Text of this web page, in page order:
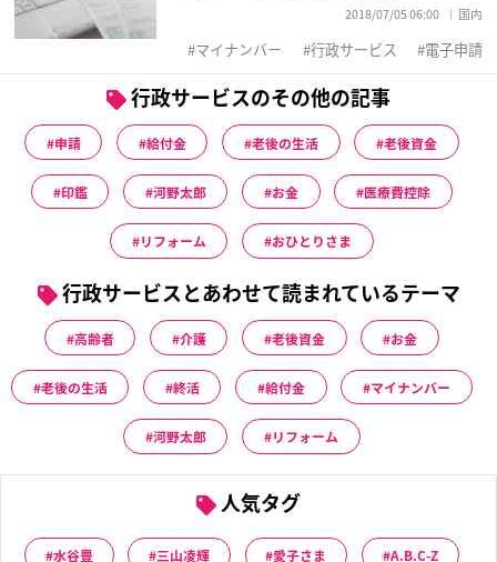
2018/07/05 06:00 国内
マイナンバー 行政サービス 電子申請
行政サービスのその他の記事
申請 給付金 老後の生活 老後資金
印鑑 河野太郎 お金 医療費控除
リフォーム おひとりさま
行政サービスとあわせて読まれているテーマ
高齢者 介護 老後資金 お金
老後の生活 終活 給付金 マイナンバー
河野太郎 リフォーム
人気タグ
水谷豊 三山凌輝 愛子さま A.B.C-Z